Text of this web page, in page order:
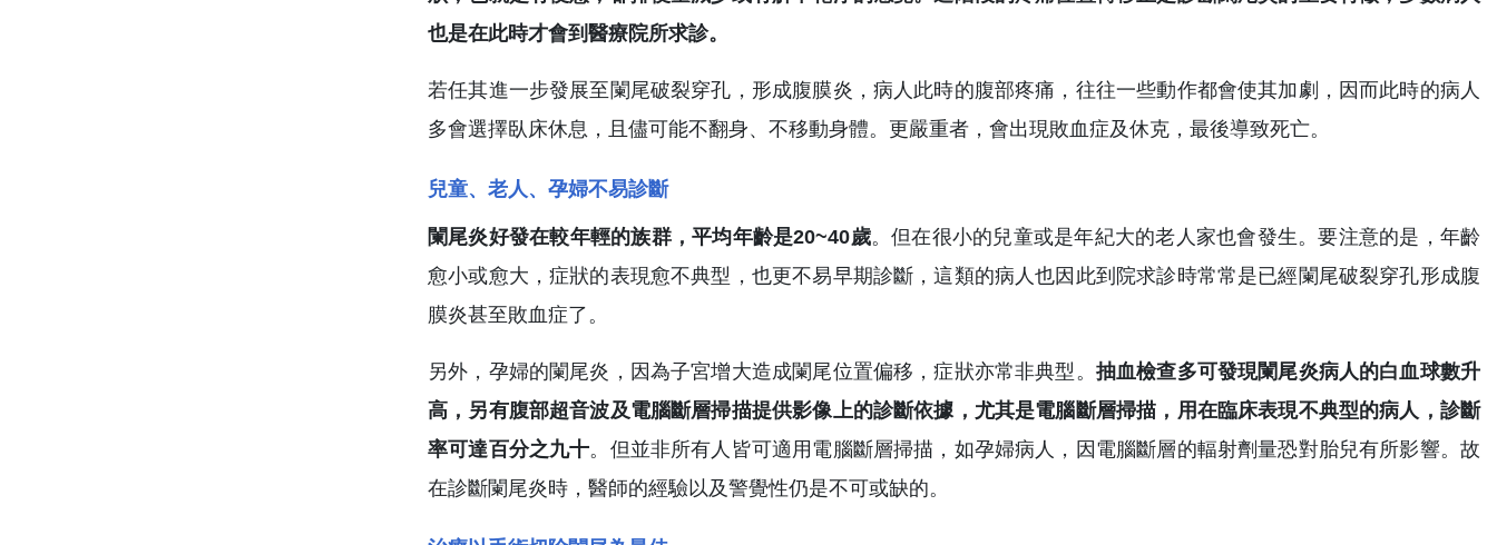
也是在此時才會到醫療院所求診。
若任其進一步發展至闌尾破裂穿孔，形成腹膜炎，病人此時的腹部疼痛，往往一些動作都會使其加劇，因而此時的病人
多會選擇臥床休息，且儘可能不翻身、不移動身體。更嚴重者，會出現敗血症及休克，最後導致死亡。
兒童、老人、孕婦不易診斷
闌尾炎好發在較年輕的族群，平均年齡是20~40歲。但在很小的兒童或是年紀大的老人家也會發生。要注意的是，年齡
愈小或愈大，症狀的表現愈不典型，也更不易早期診斷，這類的病人也因此到院求診時常常是已經闌尾破裂穿孔形成腹
膜炎甚至敗血症了。
另外，孕婦的闌尾炎，因為子宮增大造成闌尾位置偏移，症狀亦常非典型。 抽血檢查多可發現闌尾炎病人的白血球數升
高，另有腹部超音波及電腦斷層掃描提供影像上的診斷依據，尤其是電腦斷層掃描，用在臨床表現不典型的病人，診斷
率可達百分之九十。但並非所有人皆可適用電腦斷層掃描，如孕婦病人，因電腦斷層的輻射劑量恐對胎兒有所影響。故
在診斷闌尾炎時，醫師的經驗以及警覺性仍是不可或缺的。